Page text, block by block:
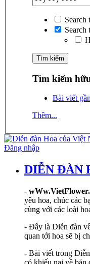
Search
Search
Tìm kiếm
Bài viết
Thêm...
Đăng nhập
DIỄN ĐÀN
-
yêu hoa, chúc các
cùng với các loài
- Đây là Diễn đàn
quan tới hoa sẽ bị
- Bài viết trong